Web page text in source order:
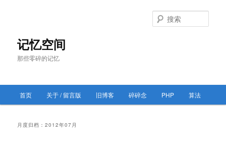
记忆空间
那些零碎的记忆
索
跳
跳
首页 关于 / 留言版 旧博客 碎碎念 PHP 算法
月度归档：2012年07月